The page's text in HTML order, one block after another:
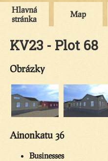
Hlavná
stránka
Map
KV23 - Plot 68
Obrázky
Ainonkatu 36
Businesses